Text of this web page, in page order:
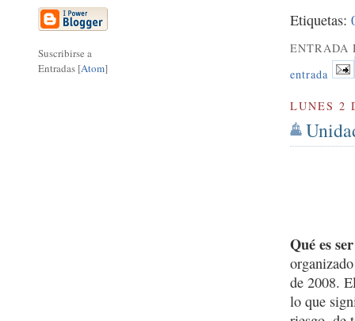
Etiquetas:
ENTRADA
entrada
LUNES 2
Qué es
de 2008.
lo que
Suscribirse a
Entradas [Atom]